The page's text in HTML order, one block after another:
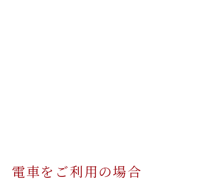
電車をご利用の場合